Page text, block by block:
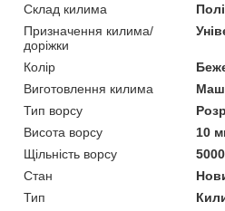
Склад килима
Призначення килима/
доріжки
Колір
Виготовлення килима
Тип ворсу
Висота ворсу
10
Щільність ворсу
Стан
Тип